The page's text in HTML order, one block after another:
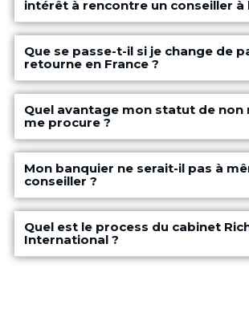
intérêt à rencontre un conseiller à
Que se passe-t-il si je change de
retourne en France ?
Quel avantage mon statut de non
me procure ?
Mon banquier ne serait-il pas à
conseiller ?
Quel est le process du cabinet
International ?